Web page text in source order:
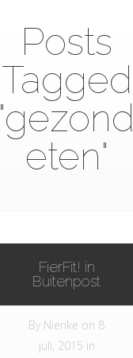
Posts
Tagged
"gezond
eten"
FierFit! in
Buitenpost
By Nienke on 8
juli, 2015 in